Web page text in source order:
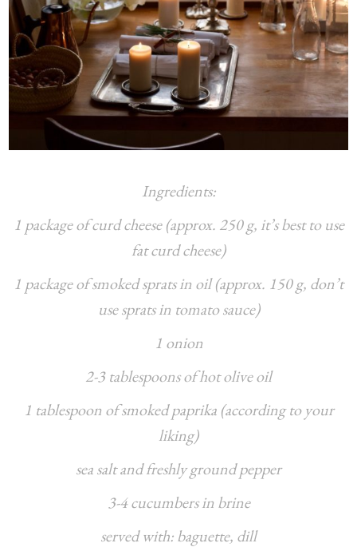
Ingredients:
1 package of curd cheese (approx. 250 g, it’s best to use
fat curd cheese)
1 package of smoked sprats in oil (approx. 150 g, don’t
use sprats in tomato sauce)
1 onion
2-3 tablespoons of hot olive oil
1 tablespoon of smoked paprika (according to your
liking)
sea salt and freshly ground pepper
3-4 cucumbers in brine
served with: baguette, dill